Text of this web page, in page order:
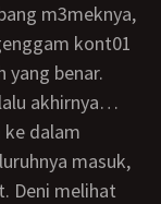
m3meknya,
kont01
yang benar.
dalam
masuk,
Deni melihat